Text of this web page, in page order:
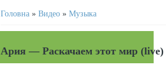
Головна » Видео » Музыка
Ария — Раскачаем этот мир (live)